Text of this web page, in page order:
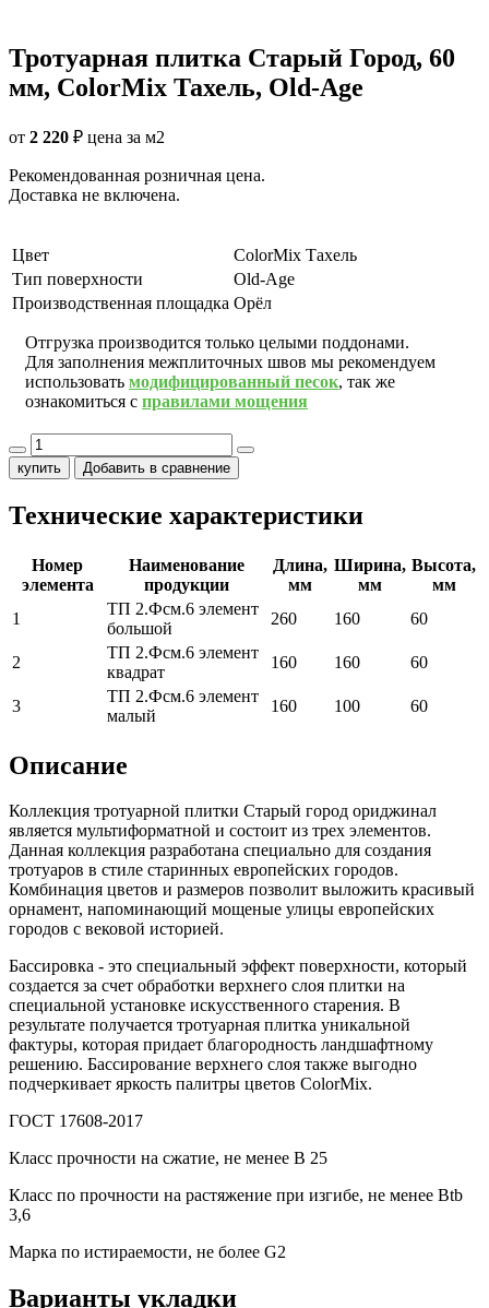
Тротуарная плитка Старый Город, 60
мм, ColorMix Тахель, Old-Age
от 2 220 ₽ цена за м2
Рекомендованная розничная цена.
Доставка не включена.
Цвет
ColorMix Тахель
Тип поверхности
Old-Age
Производственная площадка Орёл
Отгрузка производится только целыми поддонами.
Для заполнения межплиточных швов мы рекомендуем
использовать модифицированный песок, так же
ознакомиться с правилами мощения
купить Добавить в сравнение
Технические характеристики
Номер
элемента
Наименование
продукции
Длина,
мм
Ширина,
мм
Высота,
мм
1
ТП 2.Фсм.6 элемент
большой
260 160 60
2
ТП 2.Фсм.6 элемент
квадрат
160 160 60
3
ТП 2.Фсм.6 элемент
малый
160 100 60
Описание
Коллекция тротуарной плитки Старый город ориджинал
является мультиформатной и состоит из трех элементов.
Данная коллекция разработана специально для создания
тротуаров в стиле старинных европейских городов.
Комбинация цветов и размеров позволит выложить красивый
орнамент, напоминающий мощеные улицы европейских
городов с вековой историей.
Бассировка - это специальный эффект поверхности, который
создается за счет обработки верхнего слоя плитки на
специальной установке искусственного старения. В
результате получается тротуарная плитка уникальной
фактуры, которая придает благородность ландшафтному
решению. Бассирование верхнего слоя также выгодно
подчеркивает яркость палитры цветов ColorMix.
ГОСТ 17608-2017
Класс прочности на сжатие, не менее В 25
Класс по прочности на растяжение при изгибе, не менее Вtb
3,6
Марка по истираемости, не более G2
Варианты укладки